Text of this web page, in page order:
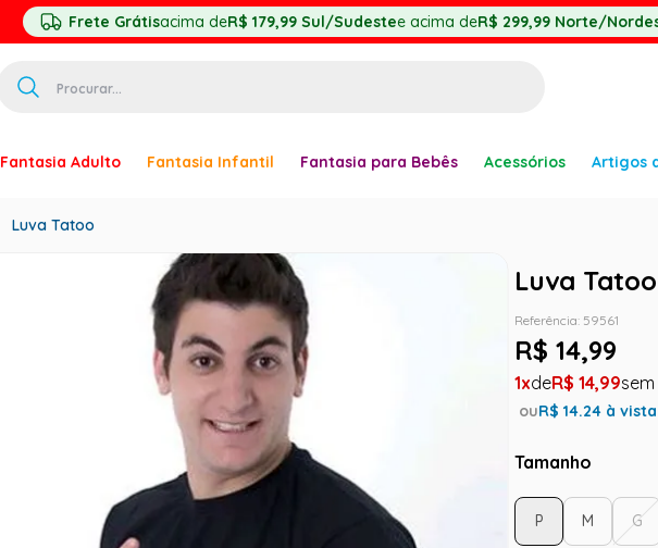
Frete Grátisacima deR$ 179,99 Sul/Sudestee acima deR$ 299,99 Norte/
Fantasia Adulto Fantasia Infantil Fantasia para Bebês Acessórios Artigos
Luva Tatoo
Luva Tatoo
Referência: 59561
R$ 14,99
1 R$ 14,99
ouR$14.24 à vista
Tamanho
P M G
2
mascara
paquita
harry potter
branca neve
rumi